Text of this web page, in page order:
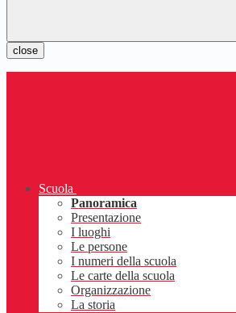
close
Scuola
Panoramica
Presentazione
I luoghi
Le persone
I numeri della scuola
Le carte della scuola
Organizzazione
La storia